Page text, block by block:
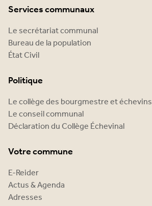
Services communaux
Le secrétariat communal
Bureau de la population
État Civil
Politique
Le collège des bourgmestre et échevins
Le conseil communal
Déclaration du Collège Échevinal
Votre commune
E-Reider
Actus & Agenda
Adresses